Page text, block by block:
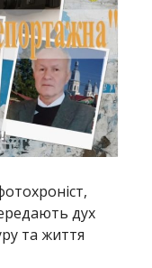
дух
та життя